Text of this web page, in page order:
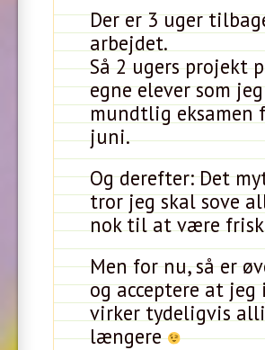
Der er 3 uger
arbejdet.
Så 2 ugers projekt
egne elever som
mundtlig eksamen
juni.
Og derefter: Det
tror jeg skal sove
nok til at være
Men for nu, så er
og acceptere at
virker tydeligvis
længere